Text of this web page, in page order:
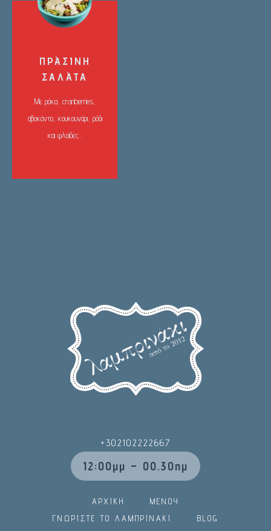
ΠΡΆΣΙΝΗ
ΣΑΛΆΤΑ
Με ρόκα, cranberries,
αβοκάντο, κουκουνάρι, ρόδι
και φλοίδες…
+302102222667
12:00μμ – 00.30πμ
ΑΡΧΙΚΗ
ΜΕΝΟΥ
ΓΝΩΡΙΣΤΕ ΤΟ ΛΑΜΠΡΙΝΑΚΙ
BLOG